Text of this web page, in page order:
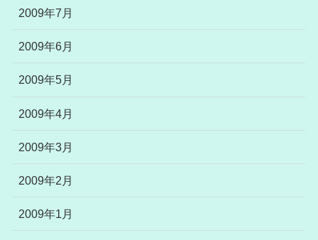
2009年7月
2009年6月
2009年5月
2009年4月
2009年3月
2009年2月
2009年1月